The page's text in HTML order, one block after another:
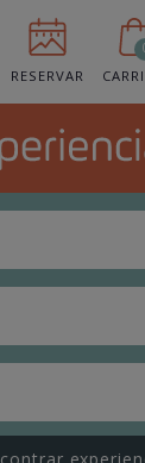
RESERVAR